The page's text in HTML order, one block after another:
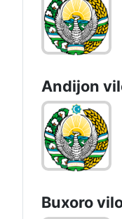
Andijon
Buxoro